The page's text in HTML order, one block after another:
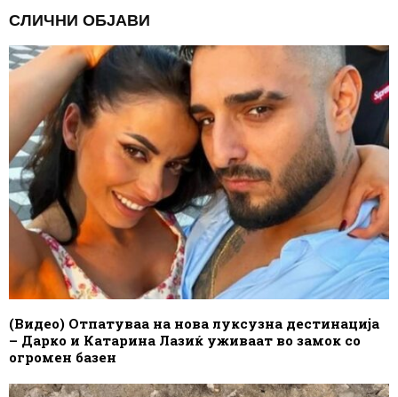
СЛИЧНИ ОБЈАВИ
(Видео) Отпатуваа на нова луксузна дестинација
– Дарко и Катарина Лазиќ уживаат во замок со
огромен базен